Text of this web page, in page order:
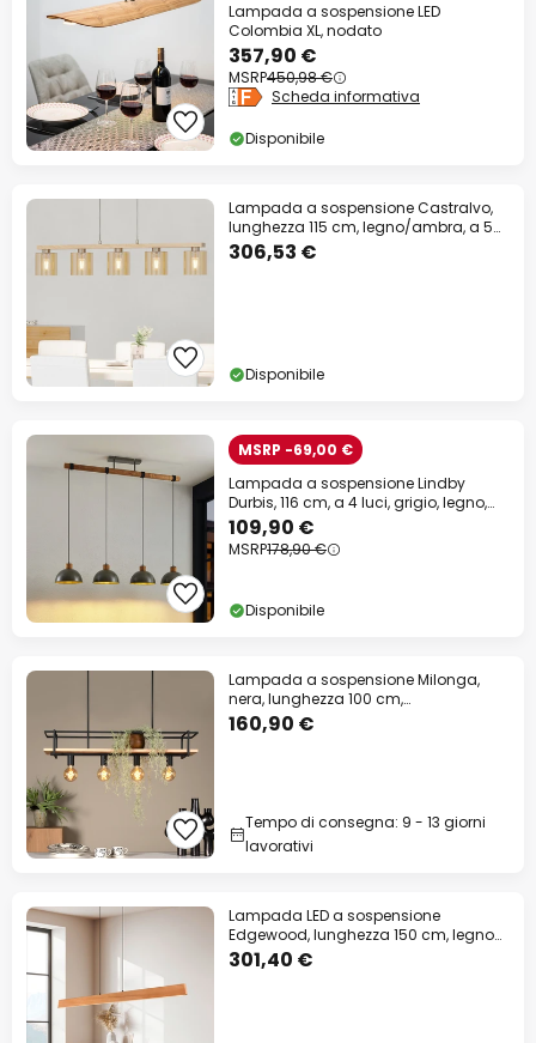
Lampada a sospensione LED
Colombia XL, nodato
357,90 €
MSRP450,98 €
Scheda informativa
Disponibile
Lampada a sospensione Castralvo,
lunghezza 115 cm, legno/ambra, a 5
luci,
306,53 €
Disponibile
MSRP -69,00 €
Lampada a sospensione Lindby
Durbis, 116 cm, a 4 luci, grigio, legno,
E27
109,90 €
MSRP178,90 €
Disponibile
Lampada a sospensione Milonga,
nera, lunghezza 100 cm,
metallo/legno
160,90 €
Tempo di consegna: 9 - 13 giorni
lavorativi
Lampada LED a sospensione
Edgewood, lunghezza 150 cm, legno
color legno, CCT
301,40 €